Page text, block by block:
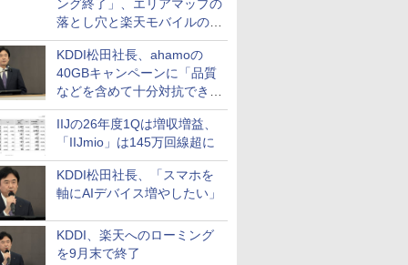
ング終了」、エリアマップの
落とし穴と楽天モバイルの課
題
KDDI松田社長、ahamoの
40GBキャンペーンに「品質
などを含めて十分対抗でき
る」
IIJの26年度1Qは増収増益、
「IIJmio」は145万回線超に
KDDI松田社長、「スマホを
軸にAIデバイス増やしたい」
KDDI、楽天へのローミング
を9月末で終了